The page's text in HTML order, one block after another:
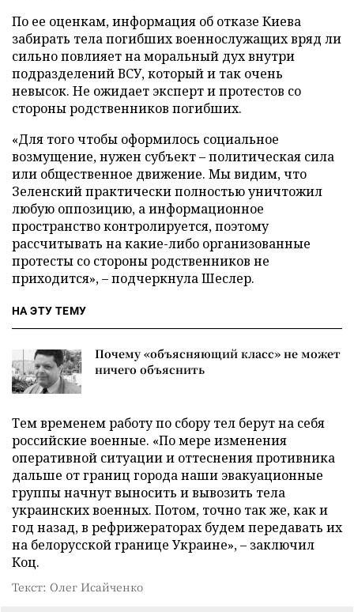
По ее оценкам, информация об отказе Киева
забирать тела погибших военнослужащих вряд ли
сильно повлияет на моральный дух внутри
подразделений ВСУ, который и так очень
невысок. Не ожидает эксперт и протестов со
стороны родственников погибших.
«Для того чтобы оформилось социальное
возмущение, нужен субъект – политическая сила
или общественное движение. Мы видим, что
Зеленский практически полностью уничтожил
любую оппозицию, а информационное
пространство контролируется, поэтому
рассчитывать на какие-либо организованные
протесты со стороны родственников не
приходится», – подчеркнула Шеслер.
НА ЭТУ ТЕМУ
Почему «объясняющий класс» не может
ничего объяснить
Тем временем работу по сбору тел берут на себя
российские военные. «По мере изменения
оперативной ситуации и оттеснения противника
дальше от границ города наши эвакуационные
группы начнут выносить и вывозить тела
украинских военных. Потом, точно так же, как и
год назад, в рефрижераторах будем передавать их
на белорусской границе Украине», – заключил
Коц.
Текст: Олег Исайченко